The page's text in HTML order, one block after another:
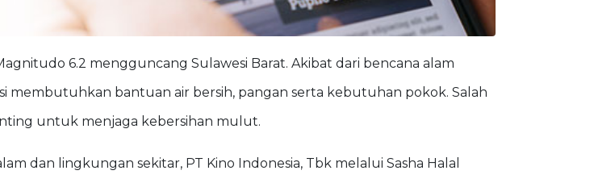
6.2 mengguncang Sulawesi Barat. Akibat dari bencana alam
membutuhkan bantuan air bersih, pangan serta kebutuhan pokok. Salah
untuk menjaga kebersihan mulut.
dan lingkungan sekitar, PT Kino Indonesia, Tbk melalui Sasha Halal